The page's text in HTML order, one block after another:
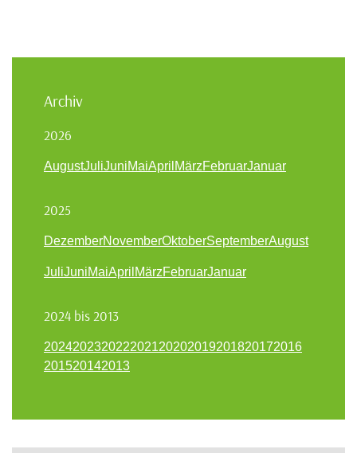
Archiv
2026
AugustJuliJuniMaiApril MärzFebruarJanuar
2025
DezemberNovemberOktoberSeptemberAugust
JuliJuniMaiApril MärzFebruarJanuar
2024 bis 2013
202420232022202120202019201820172016
201520142013